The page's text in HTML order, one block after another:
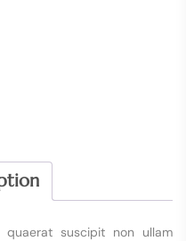
suscipit non ullam